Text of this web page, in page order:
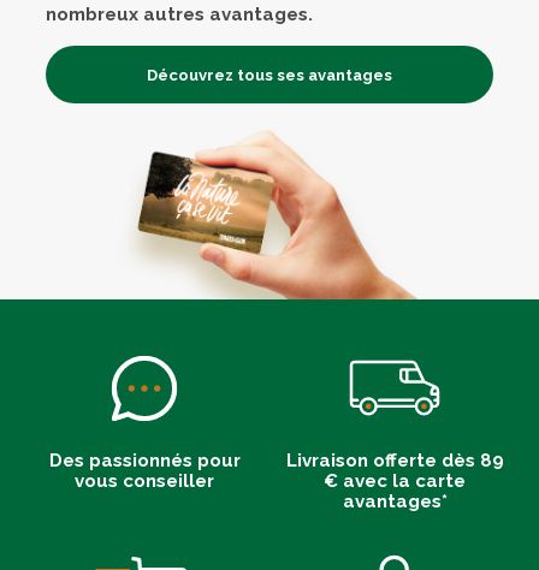
nombreux autres avantages.
Découvrez tous ses avantages
Des passionnés pour
vous conseiller
Livraison offerte dès 89
€ avec la carte
avantages*